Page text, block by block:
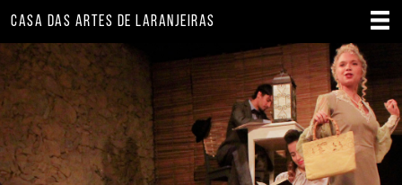
CASA DAS ARTES DE LARANJEIRAS